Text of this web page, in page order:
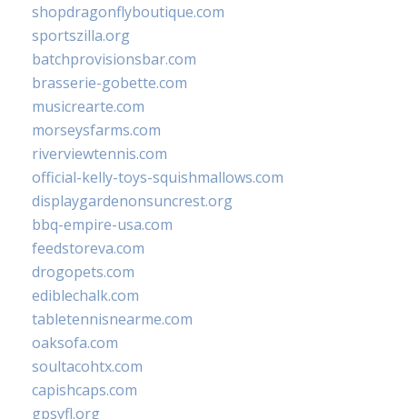
shopdragonflyboutique.com
sportszilla.org
batchprovisionsbar.com
brasserie-gobette.com
musicrearte.com
morseysfarms.com
riverviewtennis.com
official-kelly-toys-squishmallows.com
displaygardenonsuncrest.org
bbq-empire-usa.com
feedstoreva.com
drogopets.com
ediblechalk.com
tabletennisnearme.com
oaksofa.com
soultacohtx.com
capishcaps.com
gpsyfl.org